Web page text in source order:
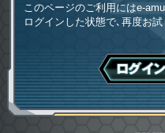
このページのご利用にはe-
ログインした状態で､再度お試
ログインは